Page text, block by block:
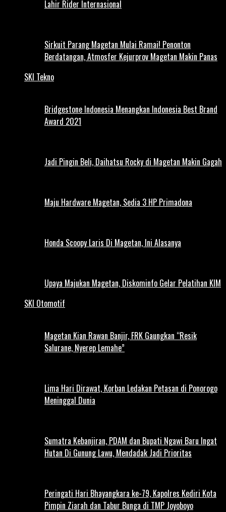
Lahir Rider Internasional
Sirkuit Parang Magetan Mulai Ramai! Penonton
Berdatangan, Atmosfer Kejurprov Magetan Makin Panas
SKI Tekno
Bridgestone Indonesia Menangkan Indonesia Best Brand
Award 2021
Jadi Pingin Beli, Daihatsu Rocky di Magetan Makin Gagah
Maju Hardware Magetan, Sedia 3 HP Primadona
Honda Scoopy Laris Di Magetan, Ini Alasanya
Upaya Majukan Magetan, Diskominfo Gelar Pelatihan KIM
SKI Otomotif
Magetan Kian Rawan Banjir, FRK Gaungkan “Resik
Salurane, Nyerep Lemahe”
Lima Hari Dirawat, Korban Ledakan Petasan di Ponorogo
Meninggal Dunia
Sumatra Kebanjiran, PDAM dan Bupati Ngawi Baru Ingat
Hutan Di Gunung Lawu, Mendadak Jadi Prioritas
Peringati Hari Bhayangkara ke-79, Kapolres Kediri Kota
Pimpin Ziarah dan Tabur Bunga di TMP Joyoboyo